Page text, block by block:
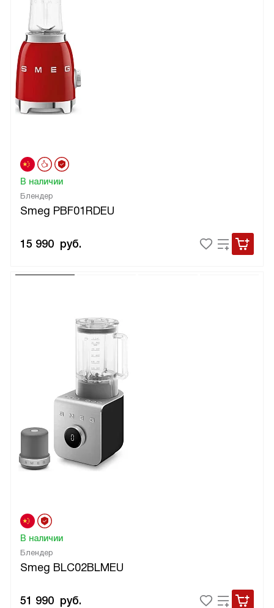
Блендер
Smeg PBF01RDEU
В наличии
15 990 руб.
Блендер
Smeg BLC02BLMEU
В наличии
51 990 руб.